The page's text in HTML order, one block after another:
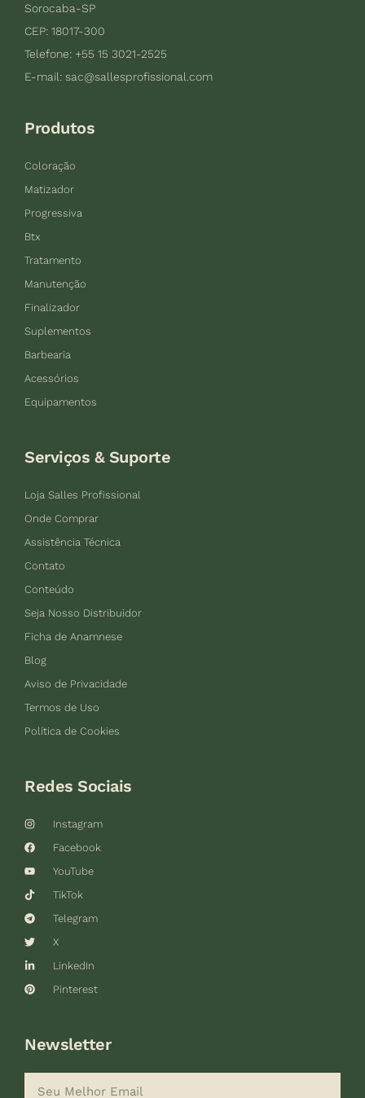
Sorocaba-SP
CEP: 18017-300
Telefone: +55 15 3021-2525
E-mail: sac@sallesprofissional.com
Produtos
Coloração
Matizador
Progressiva
Btx
Tratamento
Manutenção
Finalizador
Suplementos
Barbearia
Acessórios
Equipamentos
Serviços & Suporte
Loja Salles Profissional
Onde Comprar
Assistência Técnica
Contato
Conteúdo
Seja Nosso Distribuidor
Ficha de Anamnese
Blog
Aviso de Privacidade
Termos de Uso
Política de Cookies
Redes Sociais
Instagram
Facebook
YouTube
TikTok
Telegram
X
LinkedIn
Pinterest
Newsletter